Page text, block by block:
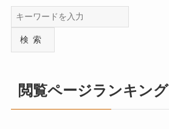
検索
閲覧ページランキング